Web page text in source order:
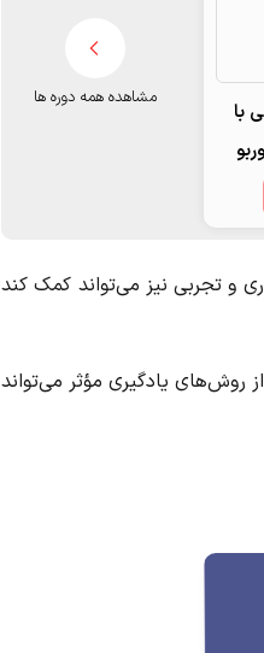
با
مشاهده همه دوره ها
و تجربی نیز می‌تواند کمک کند
روش‌های یادگیری مؤثر می‌تواند